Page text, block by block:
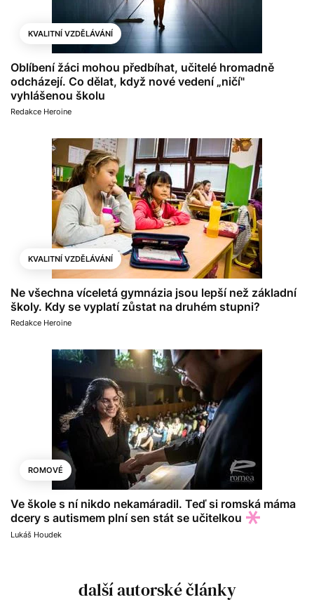
KVALITNÍ VZDĚLÁVÁNÍ
Oblíbení žáci mohou předbíhat, učitelé hromadně
odcházejí. Co dělat, když nové vedení „ničí"
vyhlášenou školu
Redakce Heroine
KVALITNÍ VZDĚLÁVÁNÍ
Ne všechna víceletá gymnázia jsou lepší než základní
školy. Kdy se vyplatí zůstat na druhém stupni?
Redakce Heroine
ROMOVÉ
Ve škole s ní nikdo nekamáradil. Teď si romská máma
dcery s autismem plní sen stát se učitelkou
Lukáš Houdek
další autorské články